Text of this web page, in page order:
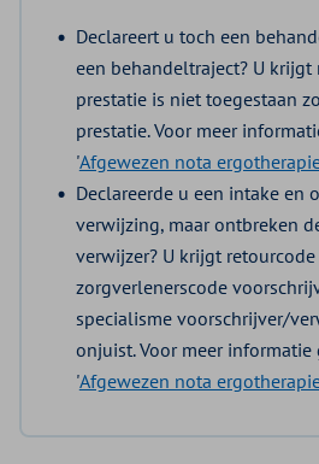
Declareert u toch een
een behandeltraject? U
prestatie is niet toegestaan
prestatie. Voor meer
'Afgewezen nota
Declareerde u een intake en
verwijzing, maar ontbreken
verwijzer? U krijgt
zorgverlenerscode
specialisme voorschrijver/
onjuist. Voor meer informatie
'Afgewezen nota